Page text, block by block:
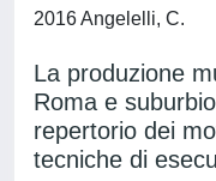
2016 Angelelli, C.
La produzione
Roma e
repertorio dei
tecniche di